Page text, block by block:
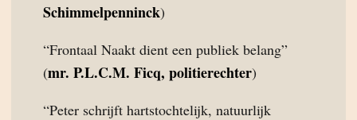
Schimmelpenninck)
“Frontaal Naakt dient een publiek belang”
(mr. P.L.C.M. Ficq, politierechter)
“Peter schrijft hartstochtelijk, natuurlijk